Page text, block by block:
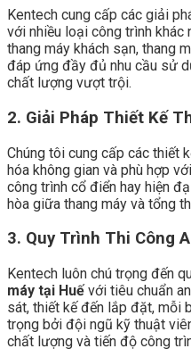
Kentech cung cấp các giải
với nhiều loại công trình khác
thang máy khách sạn, thang
đáp ứng đầy đủ nhu cầu sử
chất lượng vượt trội.
2. Giải Pháp Thiết Kế
Chúng tôi cung cấp các thiết
hóa không gian và phù hợp
công trình cổ điển hay hiện
hòa giữa thang máy và tổng
3. Quy Trình Thi Công
Kentech luôn chú trọng đến
máy tại Huếvới tiêu chuẩn
sát, thiết kế đến lắp đặt, mỗi
trọng bởi đội ngũ kỹ thuật
chất lượng và tiến độ công